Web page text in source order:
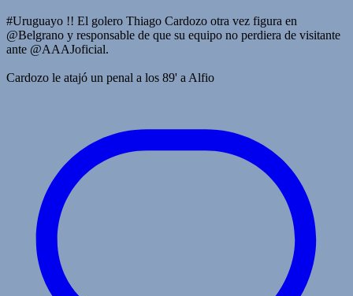
#Uruguayo !! El golero Thiago Cardozo otra vez figura en
@Belgrano y responsable de que su equipo no perdiera de visitante
ante @AAAJoficial.
Cardozo le atajó un penal a los 89' a Alfio